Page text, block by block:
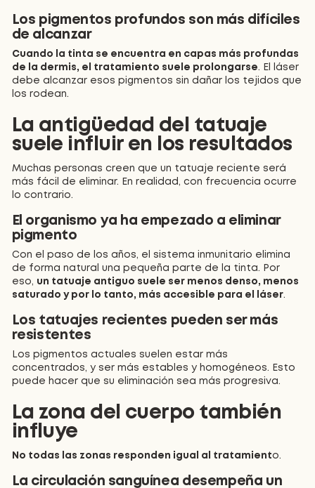
Los pigmentos profundos son más difíciles
de alcanzar
Cuando la tinta se encuentra en capas más profundas
de la dermis, el tratamiento suele prolongarse. El láser
debe alcanzar esos pigmentos sin dañar los tejidos que
los rodean.
La antigüedad del tatuaje
suele influir en los resultados
Muchas personas creen que un tatuaje reciente será
más fácil de eliminar. En realidad, con frecuencia ocurre
lo contrario.
El organismo ya ha empezado a eliminar
pigmento
Con el paso de los años, el sistema inmunitario elimina
de forma natural una pequeña parte de la tinta. Por
eso, un tatuaje antiguo suele ser menos denso, menos
saturado y por lo tanto, más accesible para el láser.
Los tatuajes recientes pueden ser más
resistentes
Los pigmentos actuales suelen estar más
concentrados, y ser más estables y homogéneos. Esto
puede hacer que su eliminación sea más progresiva.
La zona del cuerpo también
influye
No todas las zonas responden igual al tratamiento.
La circulación sanguínea desempeña un